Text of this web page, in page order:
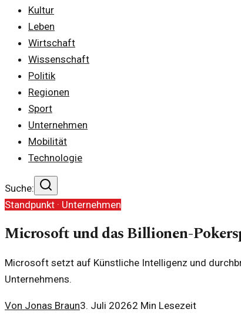
Kultur
Leben
Wirtschaft
Wissenschaft
Politik
Regionen
Sport
Unternehmen
Mobilität
Technologie
Suche:
Standpunkt · Unternehmen
Microsoft und das Billionen-
Microsoft setzt auf Künstliche Intelligenz und
Unternehmens.
Von Jonas Braun3. Juli 20262 Min Lesezeit